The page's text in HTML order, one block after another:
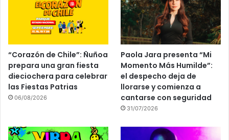
“Corazón de Chile”: Ñuñoa
prepara una gran fiesta
dieciochera para celebrar
las Fiestas Patrias
06/08/2026
Paola Jara presenta “Mi
Momento Más Humilde”:
el despecho deja de
llorarse y comienza a
cantarse con seguridad
31/07/2026